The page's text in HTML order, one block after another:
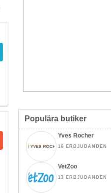
Populära butiker
Yves Rocher
16 ERBJUDANDEN
VetZoo
13 ERBJUDANDEN